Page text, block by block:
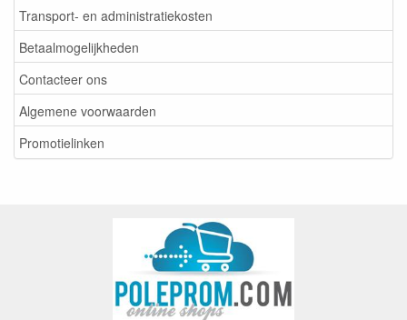
Transport- en administratiekosten
Betaalmogelijkheden
Contacteer ons
Algemene voorwaarden
Promotielinken